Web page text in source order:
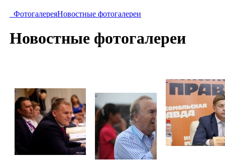
ФотогалереяНовостные фотогалереи
Новостные фотогалереи